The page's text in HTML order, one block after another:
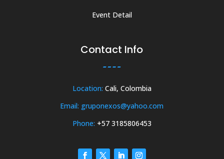
Event Detail
Contact Info
Location: Cali, Colombia
Email: gruponexos@yahoo.com
Phone: +57 3185806453